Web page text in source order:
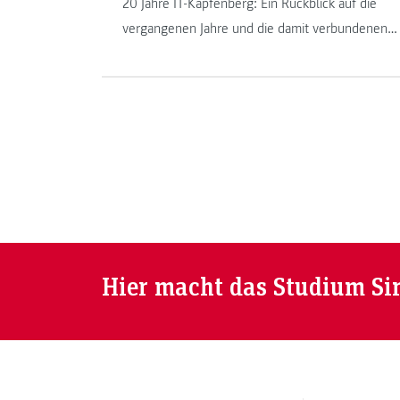
20 Jahre IT-Kapfenberg: Ein Rückblick auf die
vergangenen Jahre und die damit verbundenen
Hier macht das Studium